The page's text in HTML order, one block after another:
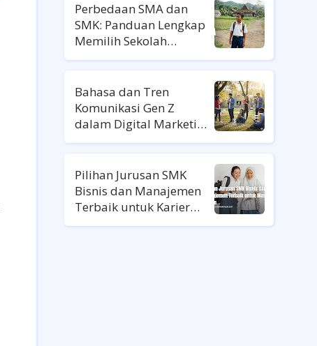
Perbedaan SMA dan
SMK: Panduan Lengkap
Memilih Sekolah
Lanjutan
Bahasa dan Tren
Komunikasi Gen Z
dalam Digital Marketing
Ala Gen Z
Pilihan Jurusan SMK
Bisnis dan Manajemen
Terbaik untuk Karier
Masa Depan